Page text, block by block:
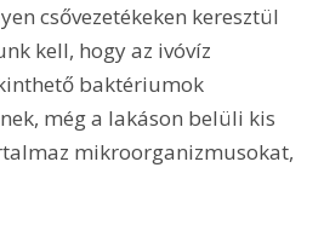
csővezetékeken keresztül
kell, hogy az ivóvíz
baktériumok
még a lakáson belüli kis
mikroorganizmusokat,